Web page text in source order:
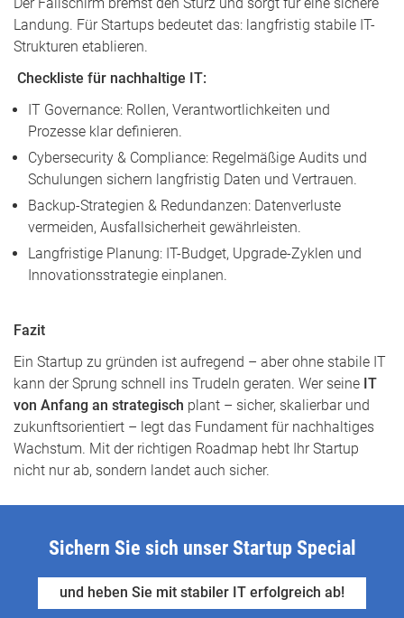
Landung. Für Startups bedeutet das: langfristig stabile IT-
Strukturen etablieren.
Checkliste für nachhaltige IT:
IT Governance: Rollen, Verantwortlichkeiten und
Prozesse klar definieren.
Cybersecurity & Compliance: Regelmäßige Audits und
Schulungen sichern langfristig Daten und Vertrauen.
Backup-Strategien & Redundanzen: Datenverluste
vermeiden, Ausfallsicherheit gewährleisten.
Langfristige Planung: IT-Budget, Upgrade-Zyklen und
Innovationsstrategie einplanen.
Fazit
Ein Startup zu gründen ist aufregend – aber ohne stabile IT
kann der Sprung schnell ins Trudeln geraten. Wer seine IT
von Anfang an strategisch plant – sicher, skalierbar und
zukunftsorientiert – legt das Fundament für nachhaltiges
Wachstum. Mit der richtigen Roadmap hebt Ihr Startup
nicht nur ab, sondern landet auch sicher.
Sichern Sie sich unser Startup Special
und heben Sie mit stabiler IT erfolgreich ab!